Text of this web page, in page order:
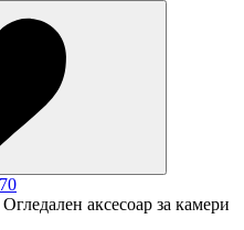
Огледален аксесоар за камери